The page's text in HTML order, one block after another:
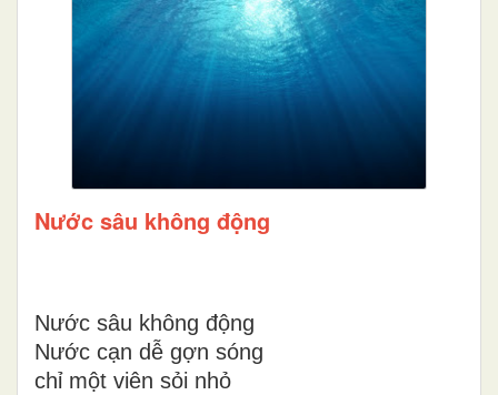
Nước sâu không động
Nước sâu không động
Nước cạn dễ gợn sóng
chỉ một viên sỏi nhỏ